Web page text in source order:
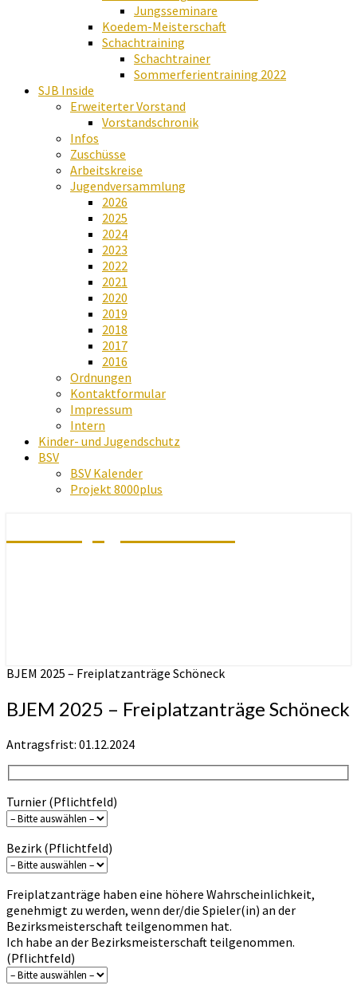
Jungsseminare
Koedem-Meisterschaft
Schachtraining
Schachtrainer
Sommerferientraining 2022
SJB Inside
Erweiterter Vorstand
Vorstandschronik
Infos
Zuschüsse
Arbeitskreise
Jugendversammlung
2026
2025
2024
2023
2022
2021
2020
2019
2018
2017
2016
Ordnungen
Kontaktformular
Impressum
Intern
Kinder- und Jugendschutz
BSV
BSV Kalender
Projekt 8000plus
BJEM 2025 – Freiplatzanträge Schöneck
BJEM 2025 – Freiplatzanträge Schöneck
Antragsfrist: 01.12.2024
Turnier (Pflichtfeld)
Bezirk (Pflichtfeld)
Freiplatzanträge haben eine höhere Wahrscheinlichkeit,
genehmigt zu werden, wenn der/die Spieler(in) an der
Bezirksmeisterschaft teilgenommen hat.
Ich habe an der Bezirksmeisterschaft teilgenommen.
(Pflichtfeld)